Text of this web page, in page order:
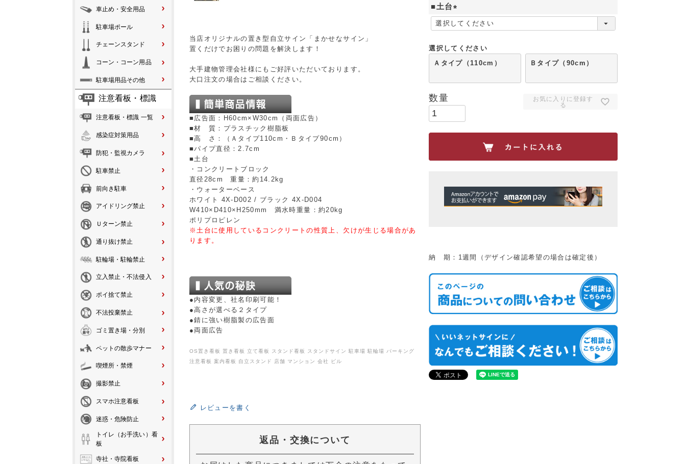
車止め・安全用品
駐車場ポール
チェーンスタンド
コーン・コーン用品
駐車場用品その他
注意看板・標識
注意看板・標識 一覧
感染症対策用品
防犯・監視カメラ
駐車禁止
前向き駐車
アイドリング禁止
Ｕターン禁止
通り抜け禁止
駐輪場・駐輪禁止
立入禁止・不法侵入
ポイ捨て禁止
不法投棄禁止
ゴミ置き場・分別
ペットの散歩マナー
喫煙所・禁煙
撮影禁止
スマホ注意看板
迷惑・危険防止
トイレ（お手洗い）看
板
寺社・寺院看板
当店オリジナルの置き型自立サイン「まかせなサイン」
置くだけでお困りの問題を解決します！
大手建物管理会社様にもご好評いただいております。
大口注文の場合はご相談ください。
■広告面：H60cm×W30cm（両面広告）
■材 質：プラスチック樹脂板
■高 さ：（Ａタイプ110cm・Ｂタイプ90cm）
■パイプ直径：2.7cm
■土台
・コンクリートブロック
直径28cm 重量：約14.2kg
・ウォーターベース
ホワイト 4X-D002 / ブラック 4X-D004
W410×D410×H250mm 満水時重量：約20kg
ポリプロピレン
※土台に使用しているコンクリートの性質上、欠けが生じる場合があ
ります。
●内容変更、社名印刷可能！
●高さが選べる２タイプ
●錆に強い樹脂製の広告面
●両面広告
OS置き看板 置き看板 立て看板 スタンド看板 スタンドサイン 駐車場 駐輪場 パーキング
注意看板 案内看板 自立スタンド 店舗 マンション 会社 ビル
レビューを書く
返品・交換について
■土台
必
)
選択してください
Ａタイプ（110cm）
Ｂタイプ（90cm）
お気に入りに登録す
る
納 期：1週間（デザイン確認希望の場合は確定後）